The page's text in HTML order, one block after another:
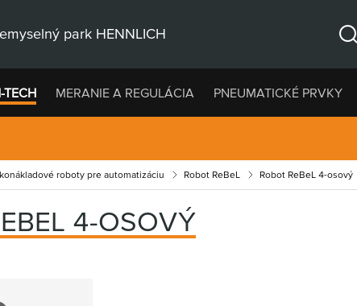
park HENNLICH
TECH MERANIE A REGULÁCIA PNEUMATICKÉ PRVKY
roboty pre automatizáciu Robot ReBeL Robot ReBeL 4-osový
4-OSOVÝ